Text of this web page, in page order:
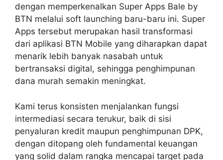
dengan memperkenalkan Super Apps Bale by
BTN melalui soft launching baru-baru ini. Super
Apps tersebut merupakan hasil transformasi
dari aplikasi BTN Mobile yang diharapkan dapat
menarik lebih banyak nasabah untuk
bertransaksi digital, sehingga penghimpunan
dana murah semakin meningkat.
Kami terus konsisten menjalankan fungsi
intermediasi secara terukur, baik di sisi
penyaluran kredit maupun penghimpunan DPK,
dengan ditopang oleh fundamental keuangan
yang solid dalam rangka mencapai target pada